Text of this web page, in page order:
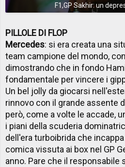
F1,GP Sakhir: un
PILLOLE DI FLOP
Mercedes: si era creata una
team campione del mondo,
dimostrando che in fondo
fondamentale per vincere i
Un bel jolly da giocarsi
rinnovo con il grande assente
però, come a volte le accade,
i piani della scuderia
dell'era turboibrida che
comica vissuta ai box nel GP
anno. Pare che il responsabile